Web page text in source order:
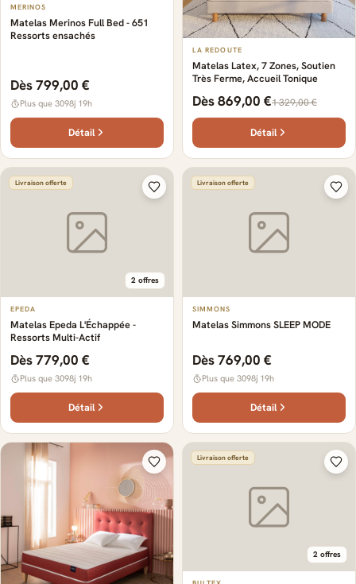
MERINOS
Matelas Merinos Full Bed - 651
Ressorts ensachés
Dès 799,00 €
Plus que 3098j 19h
Détail
LA REDOUTE
Matelas Latex, 7 Zones, Soutien
Très Ferme, Accueil Tonique
Dès 869,00 €1 329,00 €
Détail
Livraison offerte
2 offres
EPEDA
Matelas Epeda L'Échappée -
Ressorts Multi-Actif
Dès 779,00 €
Plus que 3098j 19h
Détail
Livraison offerte
SIMMONS
Matelas Simmons SLEEP MODE
Dès 769,00 €
Plus que 3098j 19h
Détail
Livraison offerte
2 offres